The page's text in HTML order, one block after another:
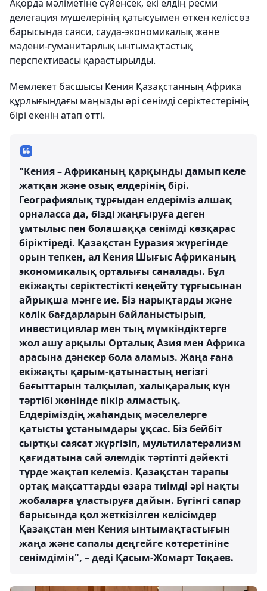
Ақорда мәліметіне сүйенсек, екі елдің ресми
делегация мүшелерінің қатысуымен өткен келіссөз
барысында саяси, сауда-экономикалық және
мәдени-гуманитарлық ынтымақтастық
перспективасы қарастырылды.
Мемлекет басшысы Кения Қазақстанның Африка
құрлығындағы маңызды әрі сенімді серіктестерінің
бірі екенін атап өтті.
"Кения – Африканың қарқынды дамып келе
жатқан және озық елдерінің бірі.
Географиялық тұрғыдан елдеріміз алшақ
орналасса да, бізді жаңғыруға деген
ұмтылыс пен болашаққа сенімді көзқарас
біріктіреді. Қазақстан Еуразия жүрегінде
орын тепкен, ал Кения Шығыс Африканың
экономикалық орталығы саналады. Бұл
екіжақты серіктестікті кеңейту тұрғысынан
айрықша мәнге ие. Біз нарықтарды және
көлік бағдарларын байланыстырып,
инвестициялар мен тың мүмкіндіктерге
жол ашу арқылы Орталық Азия мен Африка
арасына дәнекер бола аламыз. Жаңа ғана
екіжақты қарым-қатынастың негізгі
бағыттарын талқылап, халықаралық күн
тәртібі жөнінде пікір алмастық.
Елдеріміздің жаһандық мәселелерге
қатысты ұстанымдары ұқсас. Біз бейбіт
сыртқы саясат жүргізіп, мультилатерализм
қағидатына сай әлемдік тәртіпті дәйекті
түрде жақтап келеміз. Қазақстан тарапы
ортақ мақсаттарды өзара тиімді әрі нақты
жобаларға ұластыруға дайын. Бүгінгі сапар
барысында қол жеткізілген келісімдер
Қазақстан мен Кения ынтымақтастығын
жаңа және сапалы деңгейге көтеретініне
сенімдімін", – деді Қасым-Жомарт Тоқаев.